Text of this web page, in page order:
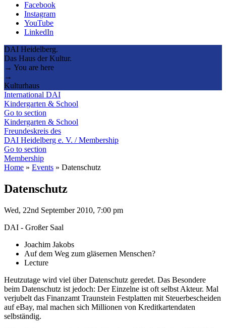
Facebook
Instagram
YouTube
LinkedIn
DAI Heidelberg.
Das Haus der Kultur.
→ You are here
→
Kulturhaus
International DAI
Kindergarten & School
Go to section
Kindergarten & School
Freundeskreis des
DAI Heidelberg e. V. / Membership
Go to section
Membership
Home » Events » Datenschutz
Datenschutz
Wed, 22nd September 2010, 7:00 pm
DAI - Großer Saal
Joachim Jakobs
Auf dem Weg zum gläsernen Menschen?
Lecture
Heutzutage wird viel über Datenschutz geredet. Das Besondere
beim Datenschutz ist jedoch: Der Einzelne ist oft selbst Akteur. Mal
verjubelt das Finanzamt Traunstein Festplatten mit Steuerbescheiden
auf eBay, mal machen sich Millionen von Kreditkartendaten
selbständig.